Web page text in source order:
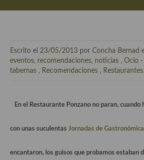
El mundo del vino y las bebidas
historias culinarias y otras cosas
Escrito el 23/05/2013 por Concha Bernad
eventos, recomendaciones, noticias , Ocio -
tabernas , Recomendaciones , Restaurantes
En el Restaurante Ponzano no paran,
con unas suculentas Jornadas de
encantaron, los guisos que probamos estaban